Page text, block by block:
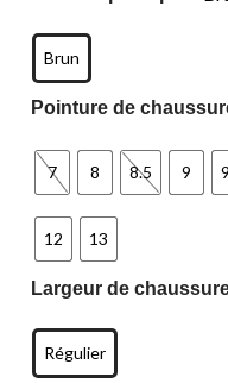
Brun
Pointure de
7 8 8.5 9
12 13
Largeur de
Régulier